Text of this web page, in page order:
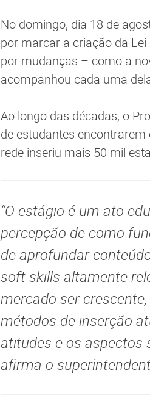
No domingo, dia 18 de
por marcar a criação da
por mudanças – como a
acompanhou cada uma
Ao longo das décadas, o
de estudantes
rede inseriu mais 50 mil
“O estágio é um ato
percepção de como
de aprofundar
soft skills altamente
mercado ser
métodos de inserção
atitudes e os aspectos
afirma o